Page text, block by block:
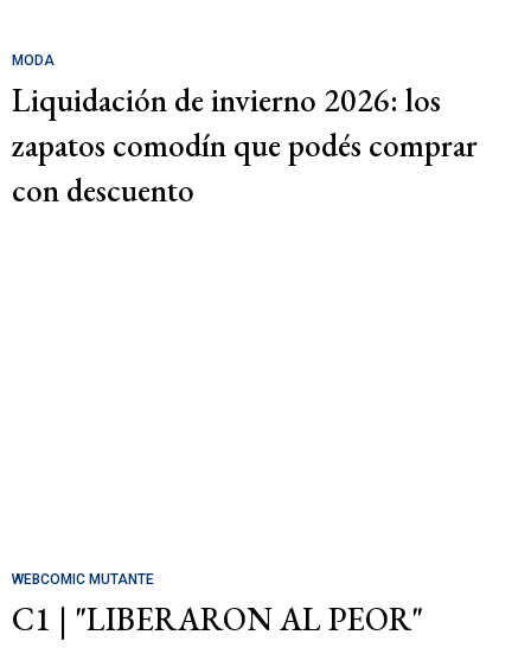
MODA
Liquidación de invierno 2026: los
zapatos comodín que podés comprar
con descuento
WEBCOMIC MUTANTE
C1 | "LIBERARON AL PEOR"